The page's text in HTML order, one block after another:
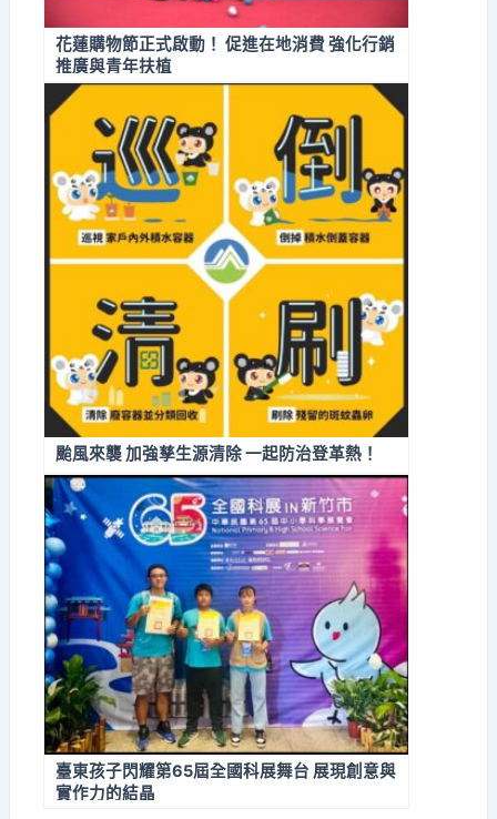
花蓮購物節正式啟動！ 促進在地消費 強化行銷
推廣與青年扶植
颱風來襲 加強孳生源清除 一起防治登革熱！
臺東孩子閃耀第65屆全國科展舞台 展現創意與
實作力的結晶